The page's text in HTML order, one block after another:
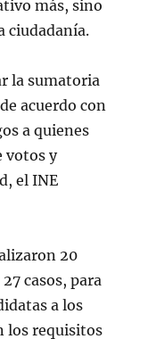
más, sino
ciudadanía.
la sumatoria
acuerdo con
a quienes
votos y
el INE
20
casos, para
a los
los requisitos